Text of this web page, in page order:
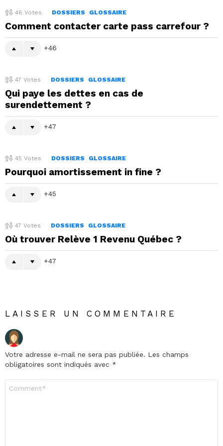
46 Votes DOSSIERS GLOSSAIRE
Comment contacter carte pass carrefour ?
46
47 Votes DOSSIERS GLOSSAIRE
Qui paye les dettes en cas de
surendettement ?
47
45 Votes DOSSIERS GLOSSAIRE
Pourquoi amortissement in fine ?
45
47 Votes DOSSIERS GLOSSAIRE
Où trouver Relève 1 Revenu Québec ?
47
LAISSER UN COMMENTAIRE
Votre adresse e-mail ne sera pas publiée. Les champs
obligatoires sont indiqués avec *